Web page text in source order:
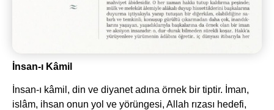
İnsan-ı Kâmil
İnsan-ı kâmil, din ve diyanet adına örnek bir tiptir. İman,
islâm, ihsan onun yol ve yörüngesi, Allah rızası hedefi,